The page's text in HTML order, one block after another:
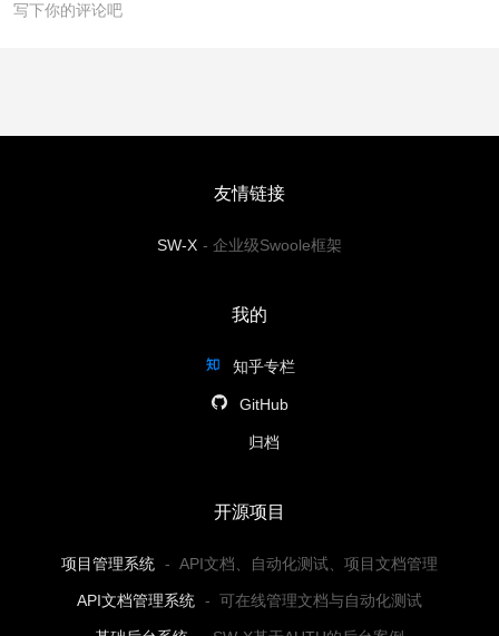
写下你的评论吧
友情链接
SW-X - 企业级Swoole框架
我的
知乎专栏
GitHub
归档
开源项目
项目管理系统 - API文档、自动化测试、项目文档管理
API文档管理系统 - 可在线管理文档与自动化测试